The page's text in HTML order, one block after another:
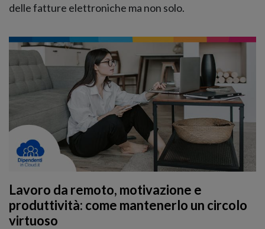
delle fatture elettroniche ma non solo.
Lavoro da remoto, motivazione e
produttività: come mantenerlo un circolo
virtuoso